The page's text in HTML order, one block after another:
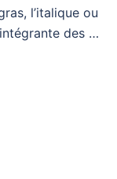
l’italique ou
des …